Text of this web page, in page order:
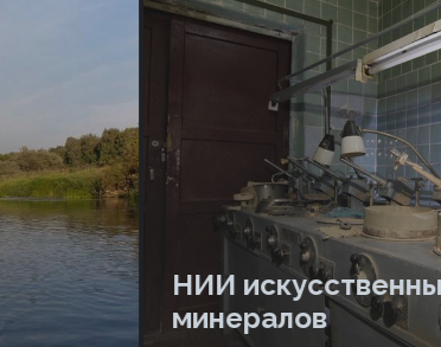
НИИ искусственных
минералов